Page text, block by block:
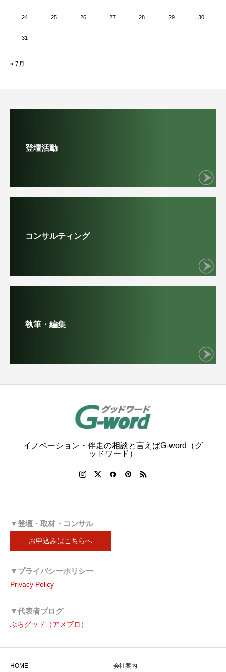
24 25 26 27 28 29 30
31
« 7月
登壇活動
コンサルティング
執筆・編集
イノベーション・伴走の相談と言えばG-word（グ
ッドワード）
▼登壇・取材・コンサル
お申込みはこちらへ
▼プライバシーポリシー
Privacy Policy
▼代表者ブログ
ぶらグッド（アメブロ）
HOME 会社案内